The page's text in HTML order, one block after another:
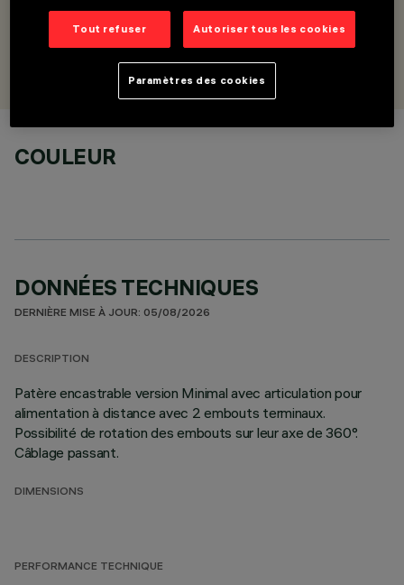
CONÇU PAR
COULEUR
DONNÉES TECHNIQUES
DERNIÈRE MISE À JOUR: 05/08/2026
DESCRIPTION
Patère encastrable version Minimal avec articulation pour
alimentation à distance avec 2 embouts terminaux.
Possibilité de rotation des embouts sur leur axe de 360°.
Câblage passant.
DIMENSIONS
PERFORMANCE TECHNIQUE
Tout refuser Autoriser tous les cookies
Paramètres des cookies